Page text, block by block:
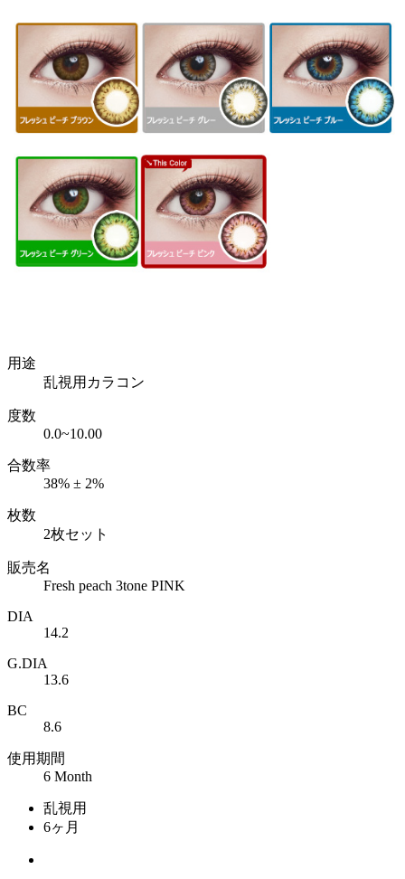
用途
乱視用カラコン
度数
0.0~10.00
合数率
38% ± 2%
枚数
2枚セット
販売名
Fresh peach 3tone PINK
DIA
14.2
G.DIA
13.6
BC
8.6
使用期間
6 Month
乱視用
6ヶ月